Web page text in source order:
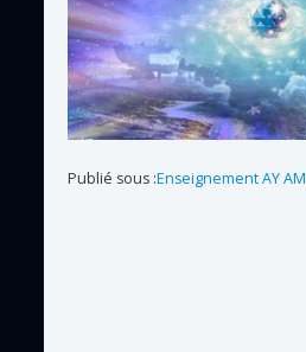
Publié sous :Enseignement AY AM